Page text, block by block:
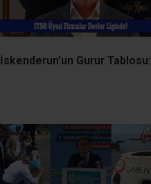
İskenderun’un Gurur Tablosu: